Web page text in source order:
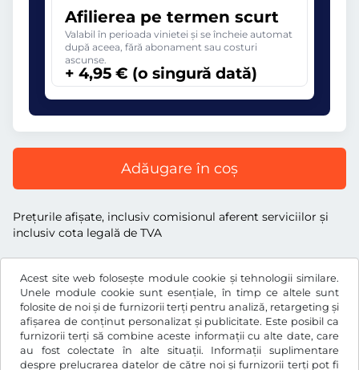
Acest site web folosește module cookie și tehnologii similare.
Unele module cookie sunt esențiale, în timp ce altele sunt
folosite de noi și de furnizorii terți pentru analiză, retargeting și
afișarea de conținut personalizat și publicitate. Este posibil ca
furnizorii terți să combine aceste informații cu alte date, care
au fost colectate în alte situații. Informații suplimentare
despre prelucrarea datelor de către noi și furnizorii terți pot fi
Afilierea pe termen scurt
Valabil în perioada vinietei și se încheie automat
după aceea, fără abonament sau costuri
ascunse.
+ 4,95 € (o singură dată)
Adăugare în coș
Preţurile afişate, inclusiv comisionul aferent serviciilor și
inclusiv cota legală de TVA
€EUR
Facebook Instagram